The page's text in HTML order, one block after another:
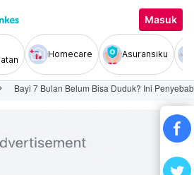
Masuk
Homecare Asuransiku
Bayi 7 Bulan Belum Bisa Duduk? Ini